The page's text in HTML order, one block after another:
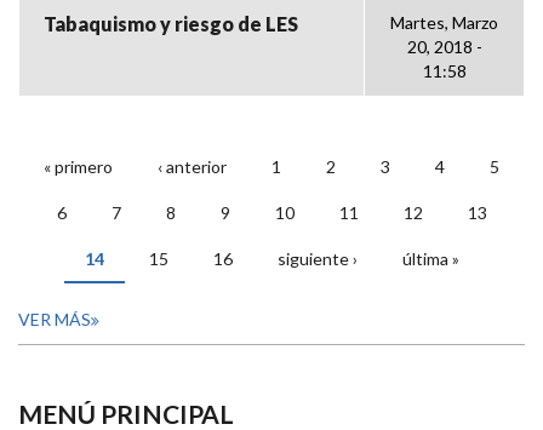
Tabaquismo y riesgo de LES
Martes, Marzo
20, 2018 -
11:58
PÁGINAS
« primero ‹ anterior 1 2 3 4 5
6 7 8 9 10 11 12 13
14 15 16 siguiente › última »
VER MÁS
MENÚ PRINCIPAL